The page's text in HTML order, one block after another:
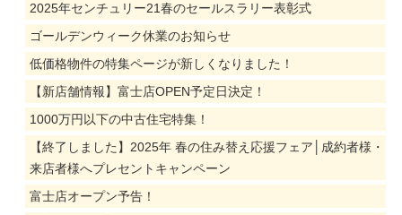
2025年センチュリー21春のセールスラリー表彰式
ゴールデンウィーク休業のお知らせ
低価格物件の特集ページが新しくなりました！
【新店舗情報】富士店OPEN予定日決定！
1000万円以下の中古住宅特集！
【終了しました】2025年 春の住み替え応援フェア│成約者様・
来店者様へプレセントキャンペーン
富士店オープン予告！